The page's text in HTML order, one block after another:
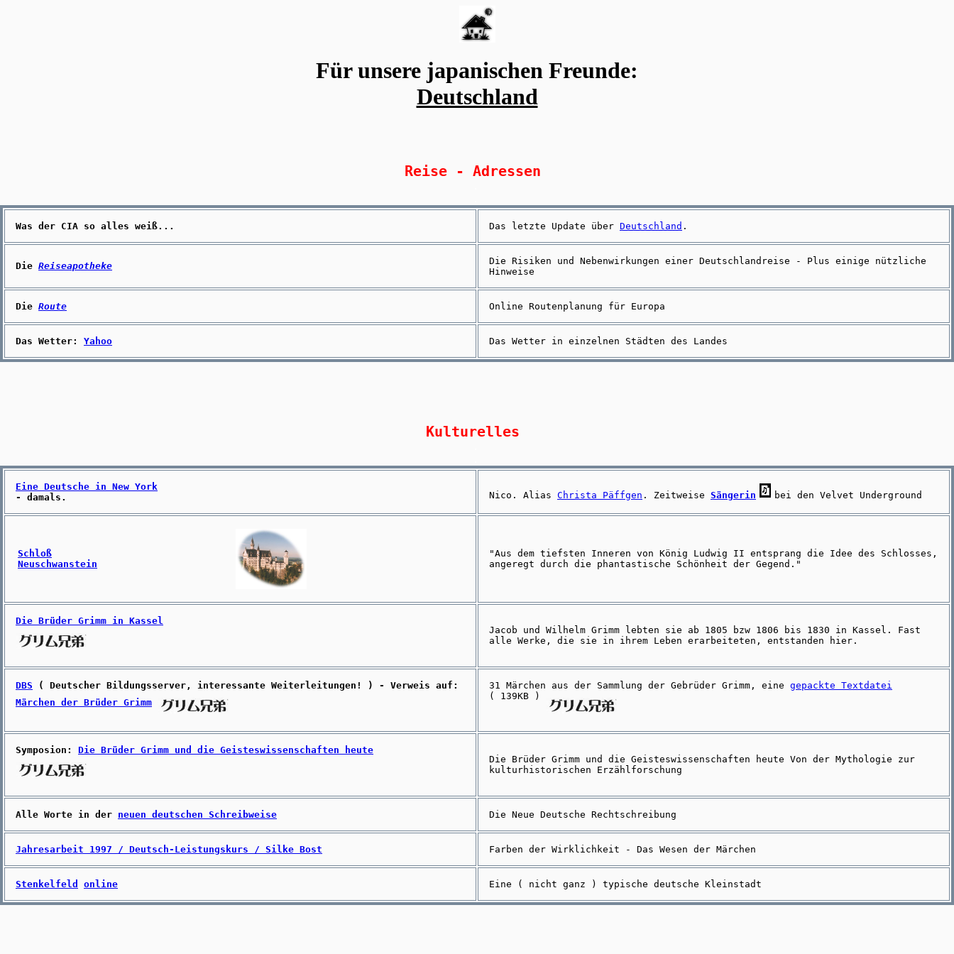
Für unsere japanischen Freunde:
Deutschland
Reise - Adressen
Was der CIA so alles weiß... Das letzte Update über Deutschland .
Die Reiseapotheke
Die Risiken und Nebenwirkungen einer Deutschlandreise - Plus einige nützliche
Hinweise
Die Route Online Routenplanung für Europa
Das Wetter: Yahoo Das Wetter in einzelnen Städten des Landes
Kulturelles
Eine Deutsche in New York
- damals.
Nico. Alias Christa Päffgen . Zeitweise Sängerin bei den Velvet Underground
Schloß
Neuschwanstein
"Aus dem tiefsten Inneren von König Ludwig II entsprang die Idee des Schlosses,
angeregt durch die phantastische Schönheit der Gegend."
Die Brüder Grimm in Kassel
Jacob und Wilhelm Grimm lebten sie ab 1805 bzw 1806 bis 1830 in Kassel. Fast
alle Werke, die sie in ihrem Leben erarbeiteten, entstanden hier.
DBS ( Deutscher Bildungsserver, interessante Weiterleitungen! ) - Verweis auf:
Märchen der Brüder Grimm
31 Märchen aus der Sammlung der Gebrüder Grimm, eine gepackte Textdatei
( 139KB )
Symposion: Die Brüder Grimm und die Geisteswissenschaften heute
Die Brüder Grimm und die Geisteswissenschaften heute Von der Mythologie zur
kulturhistorischen Erzählforschung
Alle Worte in der neuen deutschen Schreibweise Die Neue Deutsche Rechtschreibung
Jahresarbeit 1997 / Deutsch-Leistungskurs / Silke Bost Farben der Wirklichkeit - Das Wesen der Märchen
Stenkelfeld online Eine ( nicht ganz ) typische deutsche Kleinstadt